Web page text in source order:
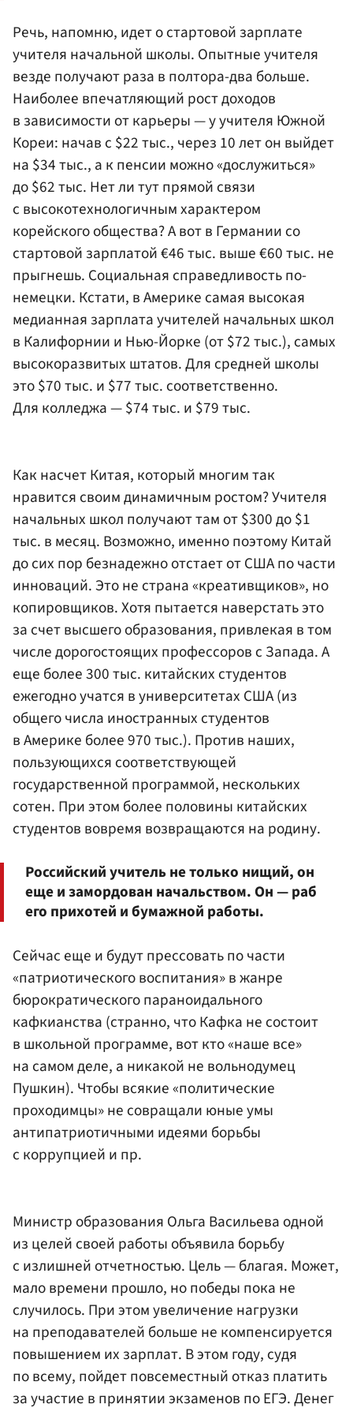
Речь, напомню, идет о стартовой зарплате
учителя начальной школы. Опытные учителя
везде получают раза в полтора-два больше.
Наиболее впечатляющий рост доходов
в зависимости от карьеры — у учителя Южной
Кореи: начав с $22 тыс., через 10 лет он выйдет
на $34 тыс., а к пенсии можно «дослужиться»
до $62 тыс. Нет ли тут прямой связи
с высокотехнологичным характером
корейского общества? А вот в Германии со
стартовой зарплатой €46 тыс. выше €60 тыс. не
прыгнешь. Социальная справедливость по-
немецки. Кстати, в Америке самая высокая
медианная зарплата учителей начальных школ
в Калифорнии и Нью-Йорке (от $72 тыс.), самых
высокоразвитых штатов. Для средней школы
это $70 тыс. и $77 тыс. соответственно.
Для колледжа — $74 тыс. и $79 тыс.
Как насчет Китая, который многим так
нравится своим динамичным ростом? Учителя
начальных школ получают там от $300 до $1
тыс. в месяц. Возможно, именно поэтому Китай
до сих пор безнадежно отстает от США по части
инноваций. Это не страна «креативщиков», но
копировщиков. Хотя пытается наверстать это
за счет высшего образования, привлекая в том
числе дорогостоящих профессоров с Запада. А
еще более 300 тыс. китайских студентов
ежегодно учатся в университетах США (из
общего числа иностранных студентов
в Америке более 970 тыс.). Против наших,
пользующихся соответствующей
государственной программой, нескольких
сотен. При этом более половины китайских
студентов вовремя возвращаются на родину.
Российский учитель не только нищий, он
еще и замордован начальством. Он — раб
его прихотей и бумажной работы.
Сейчас еще и будут прессовать по части
«патриотического воспитания» в жанре
бюрократического параноидального
кафкианства (странно, что Кафка не состоит
в школьной программе, вот кто «наше все»
на самом деле, а никакой не вольнодумец
Пушкин). Чтобы всякие «политические
проходимцы» не совращали юные умы
антипатриотичными идеями борьбы
с коррупцией и пр.
Министр образования Ольга Васильева одной
из целей своей работы объявила борьбу
с излишней отчетностью. Цель — благая. Может,
мало времени прошло, но победы пока не
случилось. При этом увеличение нагрузки
на преподавателей больше не компенсируется
повышением их зарплат. В этом году, судя
по всему, пойдет повсеместный отказ платить
за участие в принятии экзаменов по ЕГЭ. Денег